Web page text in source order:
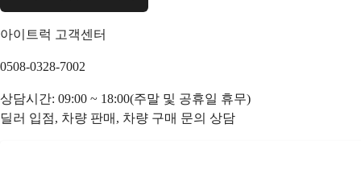
아이트럭 고객센터
0508-0328-7002
상담시간: 09:00 ~ 18:00(주말 및 공휴일 휴무)
딜러 입점, 차량 판매, 차량 구매 문의 상담